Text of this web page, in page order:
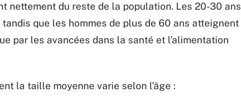
nettement du reste de la population. Les 20-30 ans
tandis que les hommes de plus de 60 ans atteignent
par les avancées dans la santé et l’alimentation
la taille moyenne varie selon l’âge :